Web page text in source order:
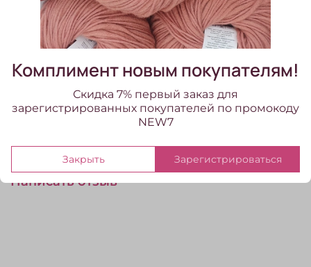
Цвет бобинной пряжи
розовый
Система прядения
кардная
Написать отзыв
Комплимент новым покупателям!
Скидка 7% первый заказ для
зарегистрированных покупателей по промокоду
NEW7
Закрыть Зарегистрироваться